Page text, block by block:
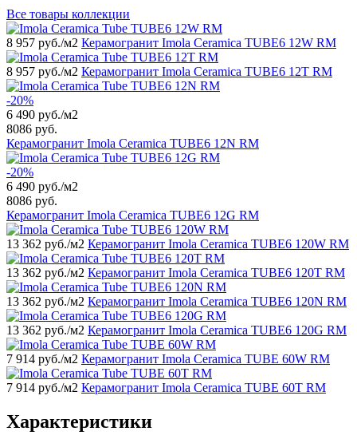
Все товары коллекции
8 957 руб./м2 Керамогранит Imola Ceramica TUBE6 12W RM
8 957 руб./м2 Керамогранит Imola Ceramica TUBE6 12T RM
-20%
6 490 руб./м2
8086 руб.
Керамогранит Imola Ceramica TUBE6 12N RM
-20%
6 490 руб./м2
8086 руб.
Керамогранит Imola Ceramica TUBE6 12G RM
13 362 руб./м2 Керамогранит Imola Ceramica TUBE6 120W RM
13 362 руб./м2 Керамогранит Imola Ceramica TUBE6 120T RM
13 362 руб./м2 Керамогранит Imola Ceramica TUBE6 120N RM
13 362 руб./м2 Керамогранит Imola Ceramica TUBE6 120G RM
7 914 руб./м2 Керамогранит Imola Ceramica TUBE 60W RM
7 914 руб./м2 Керамогранит Imola Ceramica TUBE 60T RM
Характеристики